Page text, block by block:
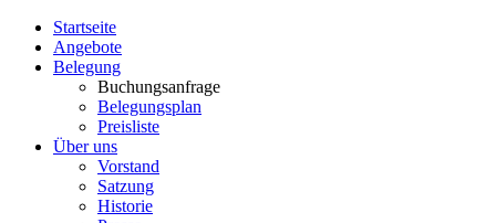
Startseite
Angebote
Belegung
Buchungsanfrage
Belegungsplan
Preisliste
Über uns
Vorstand
Satzung
Historie